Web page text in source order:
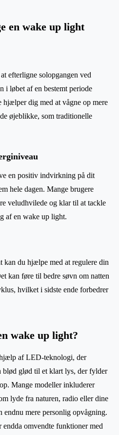
en wake up light
efterligne solopgangen ved
i løbet af en bestemt periode
dig med at vågne op mere
øjeblikke, som traditionelle
en positiv indvirkning på dit
hele dagen. Mange brugere
veludhvilede og klar til at tackle
af en wake up light.
kan du hjælpe med at regulere din
kan føre til bedre søvn om natten
hvilket i sidste ende forbedrer
wake up light?
af LED-teknologi, der
blød glød til et klart lys, der fylder
Mange modeller inkluderer
lyde fra naturen, radio eller dine
mere personlig opvågning.
omvendte funktioner med